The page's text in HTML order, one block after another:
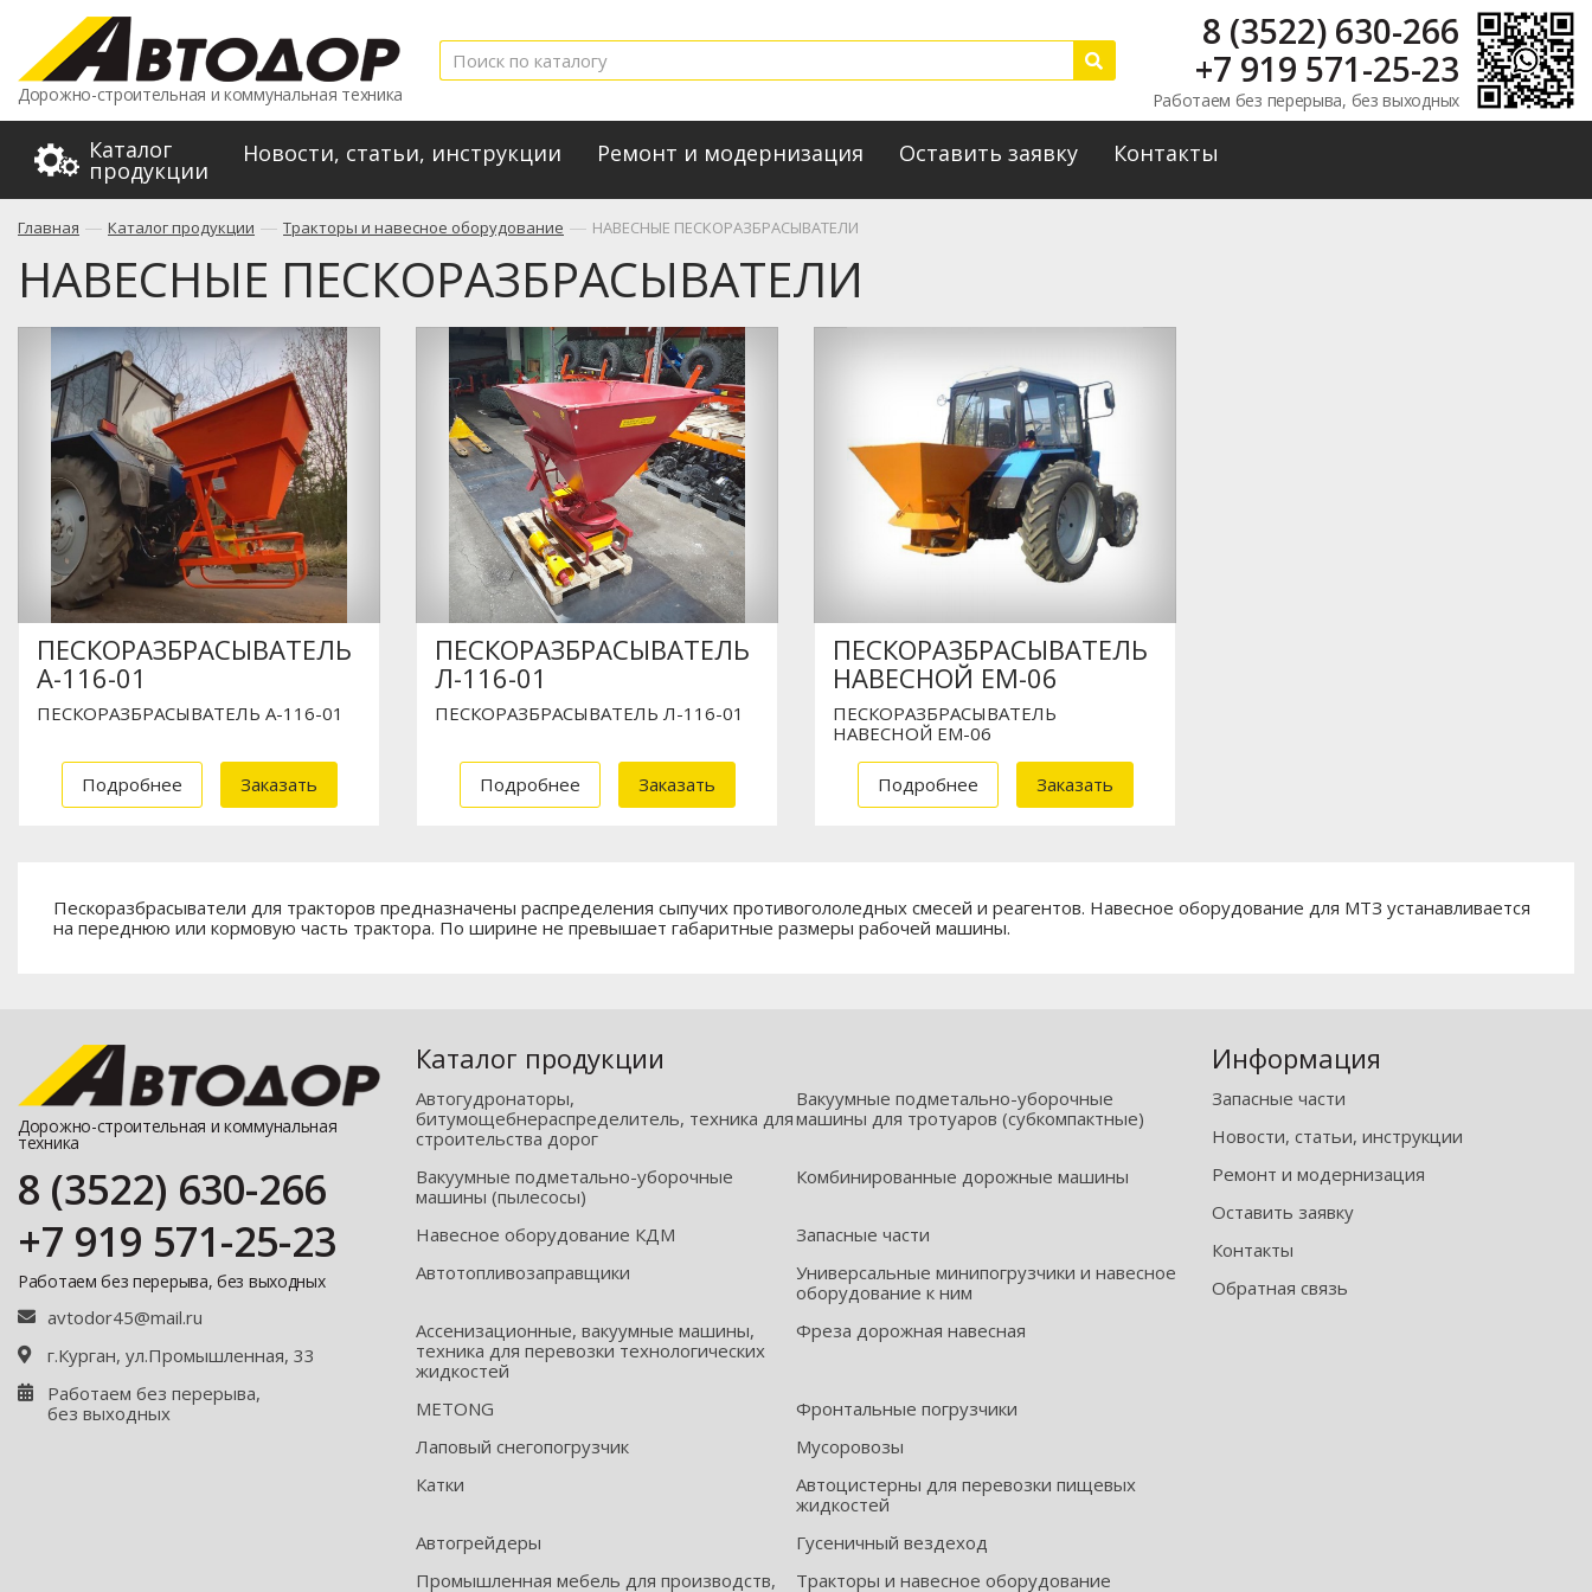
Дорожно-строительная и коммунальная техника
8 (3522) 630-266
+7 919 571-25-23
Работаем без перерыва, без выходных
Каталог
продукции
Новости, статьи, инструкции Ремонт и модернизация Оставить заявку Контакты
Главная — Каталог продукции — Тракторы и навесное оборудование — НАВЕСНЫЕ ПЕСКОРАЗБРАСЫВАТЕЛИ
НАВЕСНЫЕ ПЕСКОРАЗБРАСЫВАТЕЛИ
ПЕСКОРАЗБРАСЫВАТЕЛЬ
А-116-01
ПЕСКОРАЗБРАСЫВАТЕЛЬ А-116-01
Подробнее Заказать
ПЕСКОРАЗБРАСЫВАТЕЛЬ
Л-116-01
ПЕСКОРАЗБРАСЫВАТЕЛЬ Л-116-01
Подробнее Заказать
ПЕСКОРАЗБРАСЫВАТЕЛЬ
НАВЕСНОЙ ЕМ-06
ПЕСКОРАЗБРАСЫВАТЕЛЬ
НАВЕСНОЙ ЕМ-06
Подробнее Заказать
Пескоразбрасыватели для тракторов предназначены распределения сыпучих противогололедных смесей и реагентов. Навесное оборудование для МТЗ устанавливается
на переднюю или кормовую часть трактора. По ширине не превышает габаритные размеры рабочей машины.
Дорожно-строительная и коммунальная
техника
8 (3522) 630-266
+7 919 571-25-23
Работаем без перерыва, без выходных
avtodor45@mail.ru
г.Курган, ул.Промышленная, 33
Работаем без перерыва,
без выходных
Каталог продукции
Автогудронаторы,
битумощебнераспределитель, техника для
строительства дорог
Вакуумные подметально-уборочные
машины для тротуаров (субкомпактные)
Вакуумные подметально-уборочные
машины (пылесосы)
Комбинированные дорожные машины
Навесное оборудование КДМ
Запасные части
Автотопливозаправщики
Универсальные минипогрузчики и навесное
оборудование к ним
Ассенизационные, вакуумные машины,
техника для перевозки технологических
жидкостей
Фреза дорожная навесная
METONG
Фронтальные погрузчики
Лаповый снегопогрузчик
Мусоровозы
Катки
Автоцистерны для перевозки пищевых
жидкостей
Автогрейдеры
Гусеничный вездеход
Промышленная мебель для производств,
Тракторы и навесное оборудование
Информация
Запасные части
Новости, статьи, инструкции
Ремонт и модернизация
Оставить заявку
Контакты
Обратная связь